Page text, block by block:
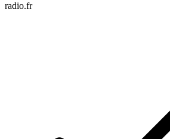
radio.fr